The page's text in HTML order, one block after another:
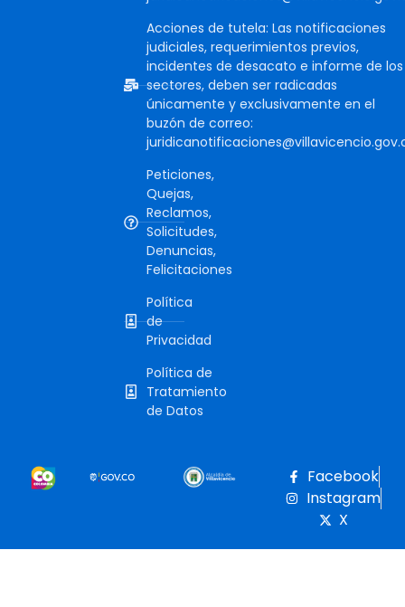
Acciones de tutela: Las notificaciones
judiciales, requerimientos previos,
incidentes de desacato e informe de los
sectores, deben ser radicadas
únicamente y exclusivamente en el
buzón de correo:
Peticiones,
Quejas,
Reclamos,
Solicitudes,
Denuncias,
Felicitaciones
Política
de
Privacidad
Política de
Tratamiento
de Datos
Facebook
Instagram
X